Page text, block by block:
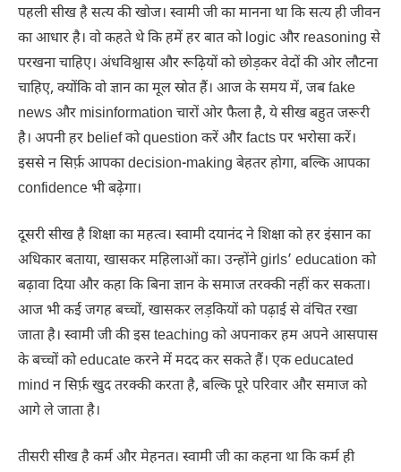
पहली सीख है सत्य की खोज। स्वामी जी का मानना था कि सत्य ही जीवन
का आधार है। वो कहते थे कि हमें हर बात को logic और reasoning से
परखना चाहिए। अंधविश्वास और रूढ़ियों को छोड़कर वेदों की ओर लौटना
चाहिए, क्योंकि वो ज्ञान का मूल स्रोत हैं। आज के समय में, जब fake
news और misinformation चारों ओर फैला है, ये सीख बहुत जरूरी
है। अपनी हर belief को question करें और facts पर भरोसा करें।
इससे न सिर्फ़ आपका decision-making बेहतर होगा, बल्कि आपका
confidence भी बढ़ेगा।
दूसरी सीख है शिक्षा का महत्व। स्वामी दयानंद ने शिक्षा को हर इंसान का
अधिकार बताया, खासकर महिलाओं का। उन्होंने girls’ education को
बढ़ावा दिया और कहा कि बिना ज्ञान के समाज तरक्की नहीं कर सकता।
आज भी कई जगह बच्चों, खासकर लड़कियों को पढ़ाई से वंचित रखा
जाता है। स्वामी जी की इस teaching को अपनाकर हम अपने आसपास
के बच्चों को educate करने में मदद कर सकते हैं। एक educated
mind न सिर्फ़ खुद तरक्की करता है, बल्कि पूरे परिवार और समाज को
आगे ले जाता है।
तीसरी सीख है कर्म और मेहनत। स्वामी जी का कहना था कि कर्म ही